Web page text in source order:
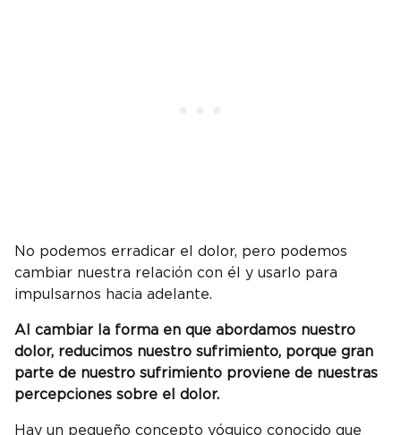
No podemos erradicar el dolor, pero podemos
cambiar nuestra relación con él y usarlo para
impulsarnos hacia adelante.
Al cambiar la forma en que abordamos nuestro
dolor, reducimos nuestro sufrimiento, porque gran
parte de nuestro sufrimiento proviene de nuestras
percepciones sobre el dolor.
Hay un pequeño concepto yóguico conocido que